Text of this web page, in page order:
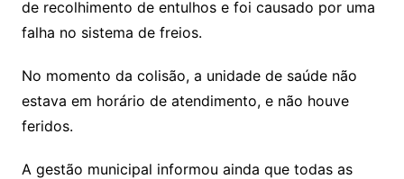
de recolhimento de entulhos e foi causado por uma
falha no sistema de freios.
No momento da colisão, a unidade de saúde não
estava em horário de atendimento, e não houve
feridos.
A gestão municipal informou ainda que todas as